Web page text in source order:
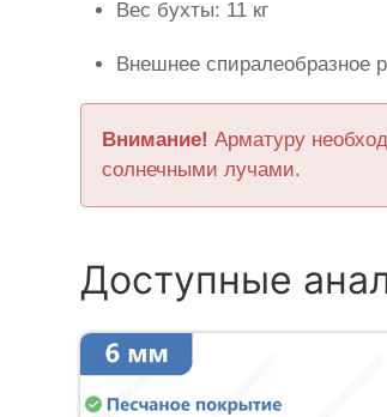
Вес бухты: 11 кг
Внешнее спиралеобразное
Внимание! Арматуру
солнечными лучами.
Доступные